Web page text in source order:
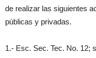
de realizar las siguientes
públicas y privadas.
1.- Esc. Sec. Tec. No. 12;